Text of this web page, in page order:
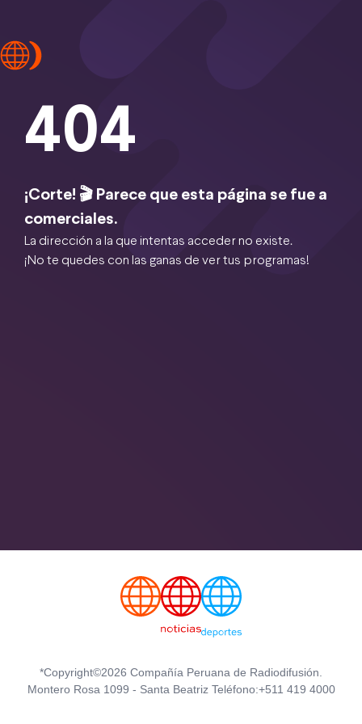
404
¡Corte! 🎬 Parece que esta página se fue a
comerciales.
La dirección a la que intentas acceder no existe.
¡No te quedes con las ganas de ver tus programas!
*Copyright©2026 Compañía Peruana de Radiodifusión.
Montero Rosa 1099 - Santa Beatriz Teléfono:+511 419 4000